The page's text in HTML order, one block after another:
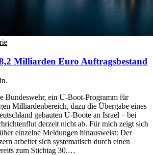
Milliarden Euro Auftragsbestand
Bundeswehr, ein U-Boot-Programm für
Milliardenbereich, dazu die Übergabe eines
gebauten U-Boote an Israel – bei
derzeit nicht ab. Für mich zeigt sich
einzelne Meldungen hinausweist: Der
arbeitet sich systematisch durch einen
zum Stichtag 30.…